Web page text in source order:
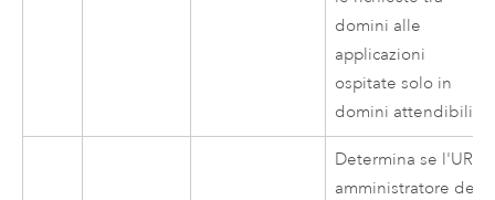
domini alle
applicazioni
ospitate solo in
domini attendibili.
Determina se l'URL
amministratore del